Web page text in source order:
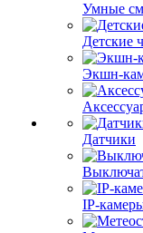
Умные
Детские
Экшн-
Датчики
IP-